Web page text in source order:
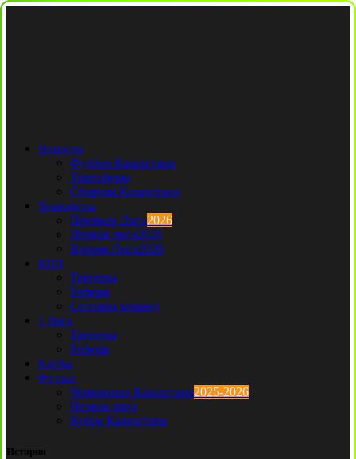
Новости
Футбол Казахстана
Трансферы
Сборная Казахстана
Трансферы
Премьер Лига2026
Первая лига2026
Вторая Лига2026
КПЛ
Тренеры
Рефери
Составы команд
1 Лига
Тренеры
Рефери
Клубы
Футзал
Чемпионат Казахстана2025-2026
Первая лига
Кубок Казахстана
История